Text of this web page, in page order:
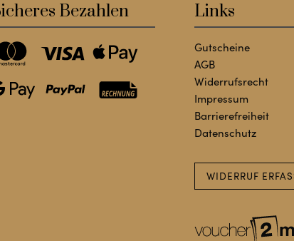
Bezahlen Links
Gutscheine
AGB
Widerrufsrecht
Impressum
Barrierefreiheit
Datenschutz
WIDERRUF